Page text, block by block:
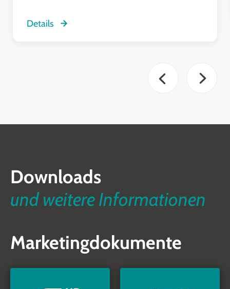
Details
Downloads
und weitere Informationen
Marketingdokumente